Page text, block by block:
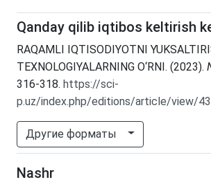
Qanday qilib iqtibos keltirish
RAQAMLI IQTISODIYOTNI
TEXNOLOGIYALARNING O‘RNI. (2023).
316-318. https://sci-
p.uz/index.php/editions/article/view/
Другие форматы
Nashr